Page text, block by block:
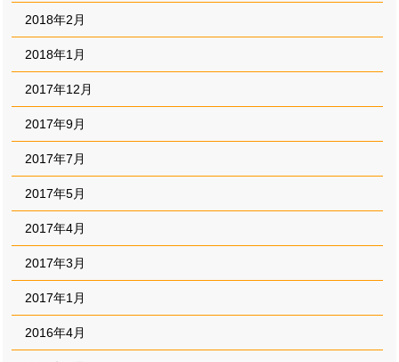
2018年2月
2018年1月
2017年12月
2017年9月
2017年7月
2017年5月
2017年4月
2017年3月
2017年1月
2016年4月